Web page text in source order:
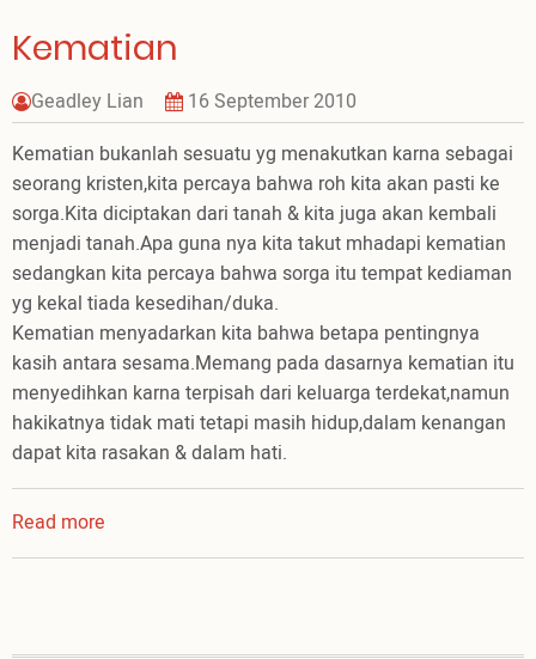
Kematian
Geadley Lian
16 September 2010
Kematian bukanlah sesuatu yg menakutkan karna sebagai
seorang kristen,kita percaya bahwa roh kita akan pasti ke
sorga.Kita diciptakan dari tanah & kita juga akan kembali
menjadi tanah.Apa guna nya kita takut mhadapi kematian
sedangkan kita percaya bahwa sorga itu tempat kediaman
yg kekal tiada kesedihan/duka.
Kematian menyadarkan kita bahwa betapa pentingnya
kasih antara sesama.Memang pada dasarnya kematian itu
menyedihkan karna terpisah dari keluarga terdekat,namun
hakikatnya tidak mati tetapi masih hidup,dalam kenangan
dapat kita rasakan & dalam hati.
Read more
Kematian